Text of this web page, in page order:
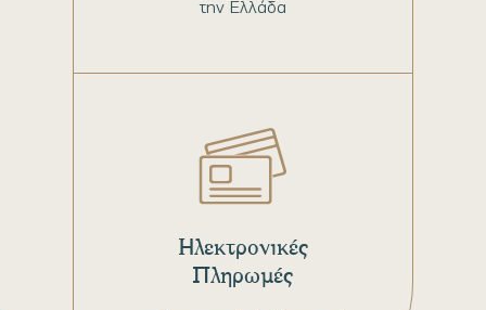
την Ελλάδα
Ηλεκτρονικές
Πληρωμές